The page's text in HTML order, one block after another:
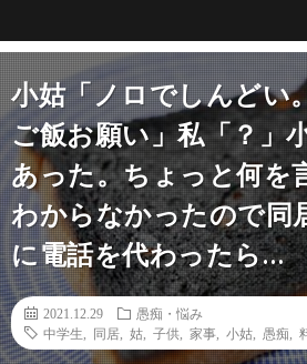
小姑「ノロでしんどい
ご飯お願い」私「？」
あった。ちょっと何を
わからなかったので同
に電話を代わったら…
2021.12.29
愚痴・悩み
中学生
同居 姑 子供 家事 小姑 愚痴